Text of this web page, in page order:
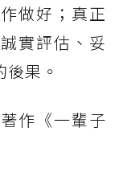
做好；真正
實評估、妥
果。
作《一輩子